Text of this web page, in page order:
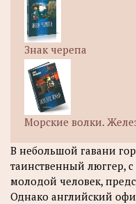
Знак черепа
Морские волки.
В небольшой гавани
таинственный люггер,
молодой человек,
Однако английский